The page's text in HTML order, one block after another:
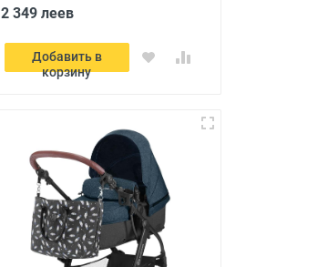
2 349 леев
Добавить в
корзину